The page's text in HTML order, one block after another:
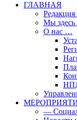
ГЛАВНАЯ
Редакция
Мы
О нас …
—